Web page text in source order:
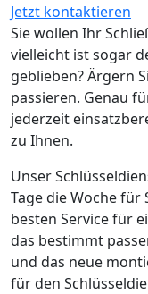
Jetzt kontaktieren
Sie wollen Ihr
vielleicht ist sogar
geblieben? Ärgern
passieren. Genau
jederzeit
zu Ihnen.
Unser
Tage die Woche für
besten Service für
das bestimmt
und das neue
für den